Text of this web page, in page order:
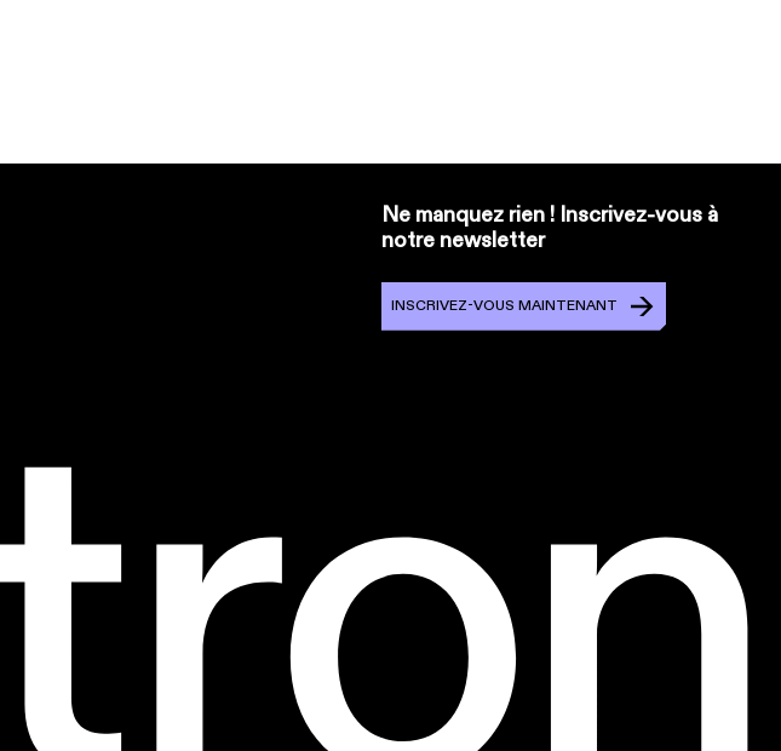
Ne manquez rien ! Inscrivez-vous à
notre newsletter
INSCRIVEZ-VOUS MAINTENANT